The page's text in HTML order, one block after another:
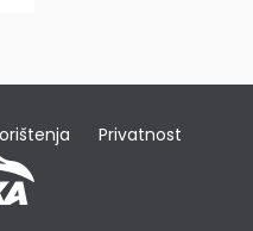
Privatnost